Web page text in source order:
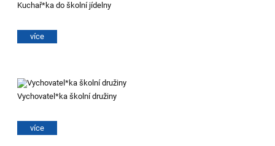
Kuchař*ka do školní jídelny
více
Vychovatel*ka školní družiny
více